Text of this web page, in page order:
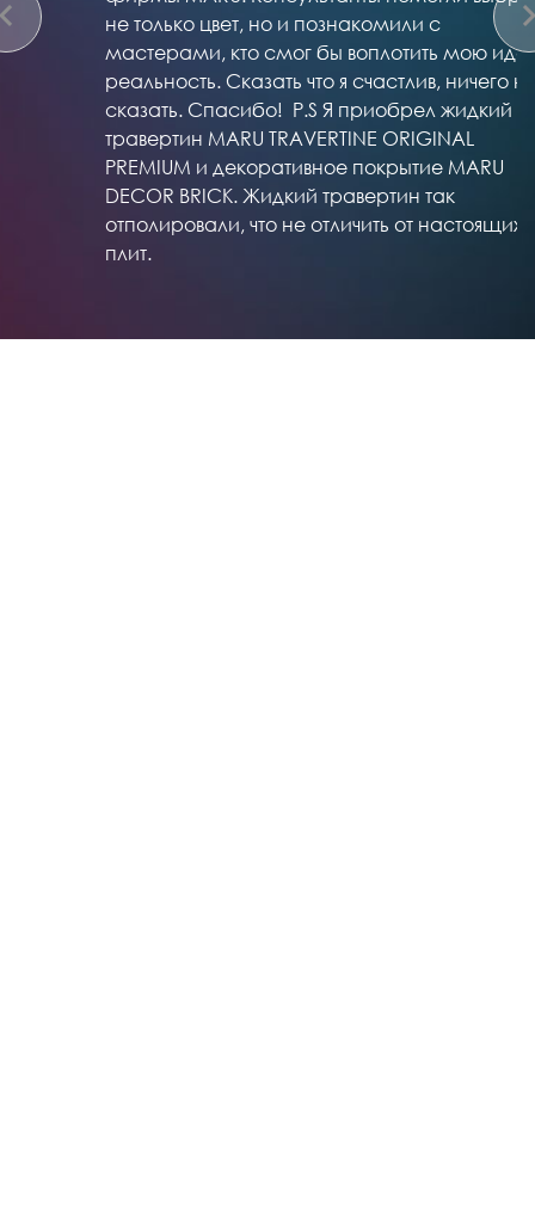
не только цвет, но и познакомили с
мастерами, кто смог бы воплотить мою идею в
реальность. Сказать что я счастлив, ничего не
сказать. Спасибо! P.S Я приобрел жидкий
травертин MARU TRAVERTINE ORIGINAL
PREMIUM и декоративное покрытие MARU
DECOR BRICK. Жидкий травертин так
отполировали, что не отличить от настоящих